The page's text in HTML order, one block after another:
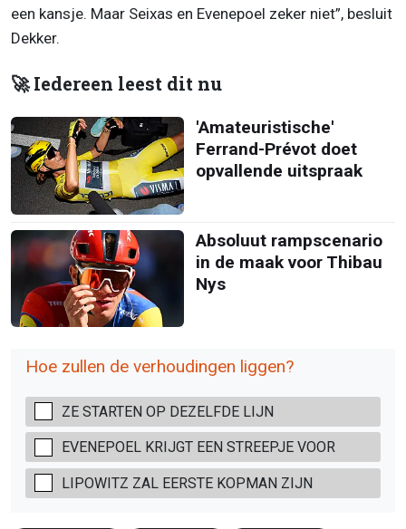
een kansje. Maar Seixas en Evenepoel zeker niet”, besluit
Dekker.
🚀 Iedereen leest dit nu
'Amateuristische'
Ferrand-Prévot doet
opvallende uitspraak
Absoluut rampscenario
in de maak voor Thibau
Nys
Hoe zullen de verhoudingen liggen?
ZE STARTEN OP DEZELFDE LIJN
EVENEPOEL KRIJGT EEN STREEPJE VOOR
LIPOWITZ ZAL EERSTE KOPMAN ZIJN